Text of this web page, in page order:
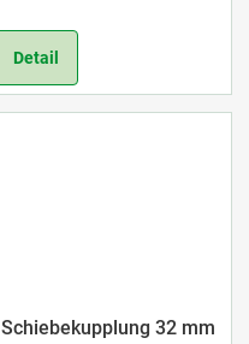
Detail
Schiebekupplung 32 mm